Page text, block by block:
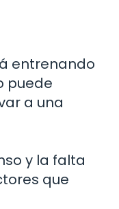
entrenando
puede
a una
y la falta
que